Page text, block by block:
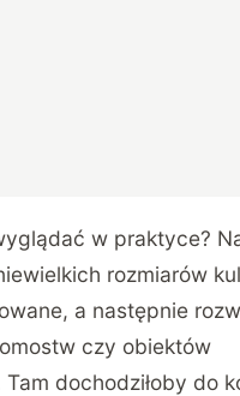
w praktyce?
rozmiarów
a następnie
czy obiektów
Tam dochodziłoby do